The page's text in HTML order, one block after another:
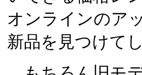
オンラインのア
新品を見つけて